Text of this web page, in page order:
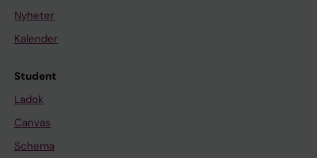
Nyheter
Kalender
Student
Ladok
Canvas
Schema